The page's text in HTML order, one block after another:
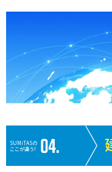
SUMiTASの
ここが違う!